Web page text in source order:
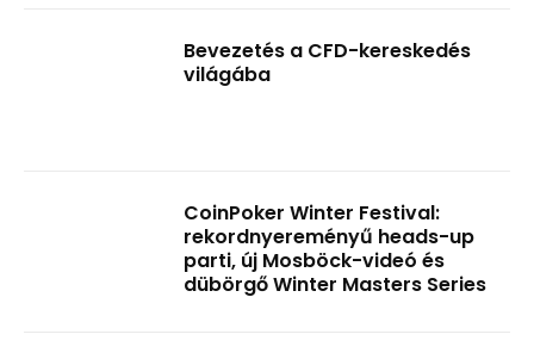
Bevezetés a CFD-kereskedés
világába
CoinPoker Winter Festival:
rekordnyereményű heads-up
parti, új Mosböck-videó és
dübörgő Winter Masters Series